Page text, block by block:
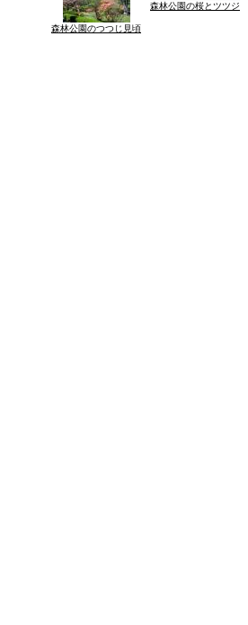
森林公園のつつじ見頃
森林公園の桜とツツジ